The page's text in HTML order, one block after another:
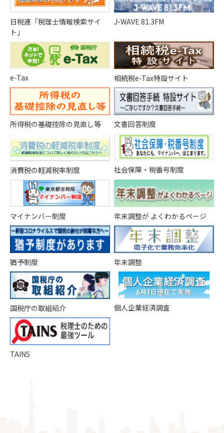
日税連「税理士情報検索サイ
ト」
J-WAVE 81.3FM
e-Tax 相続税e-Tax特設サイト
所得税の基礎控除の見直し等 文書回答制度
消費税の軽減税率制度 社会保障・税番号制度
マイナンバー制度 年末調整が よくわかるページ
猶予制度 年末調整
国税庁の取組紹介 個人企業経済調査
TAINS